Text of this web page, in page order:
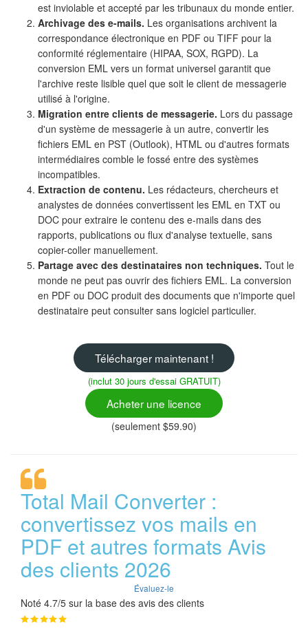
est inviolable et accepté par les tribunaux du monde entier.
Archivage des e-mails. Les organisations archivent la
correspondance électronique en PDF ou TIFF pour la
conformité réglementaire (HIPAA, SOX, RGPD). La
conversion EML vers un format universel garantit que
l'archive reste lisible quel que soit le client de messagerie
utilisé à l'origine.
Migration entre clients de messagerie. Lors du passage
d'un système de messagerie à un autre, convertir les
fichiers EML en PST (Outlook), HTML ou d'autres formats
intermédiaires comble le fossé entre des systèmes
incompatibles.
Extraction de contenu. Les rédacteurs, chercheurs et
analystes de données convertissent les EML en TXT ou
DOC pour extraire le contenu des e-mails dans des
rapports, publications ou flux d'analyse textuelle, sans
copier-coller manuellement.
Partage avec des destinataires non techniques. Tout le
monde ne peut pas ouvrir des fichiers EML. La conversion
en PDF ou DOC produit des documents que n'importe quel
destinataire peut consulter sans logiciel particulier.
Télécharger maintenant !
(inclut 30 jours d'essai GRATUIT)
Acheter une licence
(seulement $59.90)
Total Mail Converter :
convertissez vos mails en
PDF et autres formats Avis
des clients 2026
Évaluez-le
Noté 4.7/5 sur la base des avis des clients